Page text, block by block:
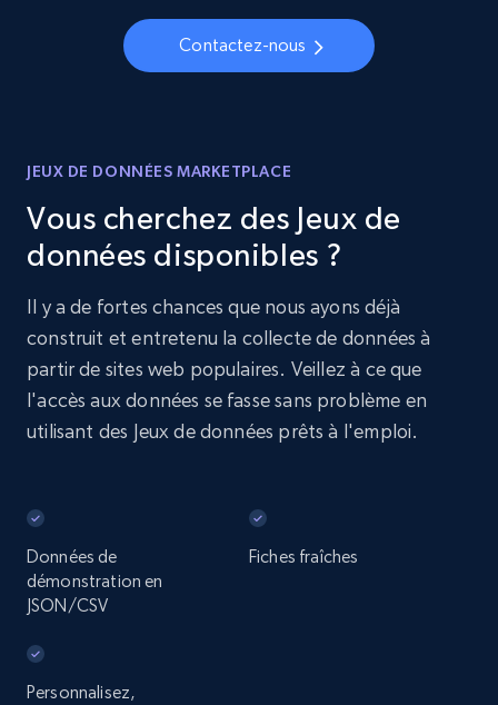
Contactez-nous
JEUX DE DONNÉES MARKETPLACE
Vous cherchez des Jeux de
données disponibles ?
Il y a de fortes chances que nous ayons déjà
construit et entretenu la collecte de données à
partir de sites web populaires. Veillez à ce que
l'accès aux données se fasse sans problème en
utilisant des Jeux de données prêts à l'emploi.
Données de
démonstration en
JSON/CSV
Fiches fraîches
Personnalisez,